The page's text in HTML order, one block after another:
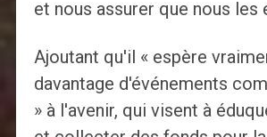
et nous assurer que nous les
Ajoutant qu'il « espère
davantage d'événements
» à l'avenir, qui visent à